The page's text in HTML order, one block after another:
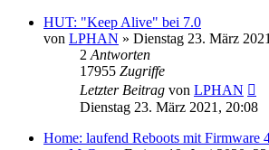
HUT: "Keep Alive" bei 7.0
von LPHAN » Dienstag 23. März
2 Antworten
17955 Zugriffe
Letzter Beitrag von LPHAN
Dienstag 23. März 2021, 20:08
Home: laufend Reboots mit Firmware